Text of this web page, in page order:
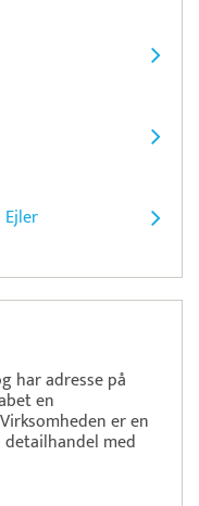
har adresse på
en
er en
med